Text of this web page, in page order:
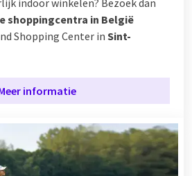
indoor winkelen? Bezoek dan
shoppingcentra in België
Shopping Center in Sint-
informatie